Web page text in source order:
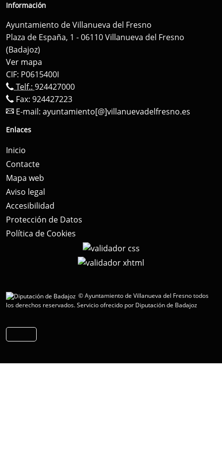
Información
Ayuntamiento de Villanueva del Fresno
Plaza de España, 1 - 06110 Villanueva del Fresno
(Badajoz)
Ver mapa
CIF: P0615400I
Telf.: 924427000
Fax: 924427223
E-mail: ayuntamiento[@]villanuevadelfresno.es
Enlaces
Inicio
Contacte
Mapa web
Aviso legal
Accesibilidad
Protección de Datos
Política de Cookies
© Ayuntamiento de Villanueva del Fresno todos
los derechos reservados.Servicio ofrecido por Diputación de Badajoz